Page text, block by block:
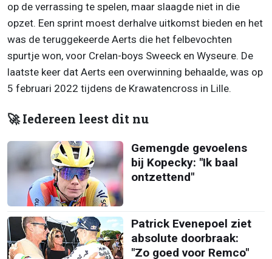
op de verrassing te spelen, maar slaagde niet in die
opzet. Een sprint moest derhalve uitkomst bieden en het
was de teruggekeerde Aerts die het felbevochten
spurtje won, voor Crelan-boys Sweeck en Wyseure. De
laatste keer dat Aerts een overwinning behaalde, was op
5 februari 2022 tijdens de Krawatencross in Lille.
🚀 Iedereen leest dit nu
Gemengde gevoelens
bij Kopecky: "Ik baal
ontzettend"
Patrick Evenepoel ziet
absolute doorbraak:
"Zo goed voor Remco"